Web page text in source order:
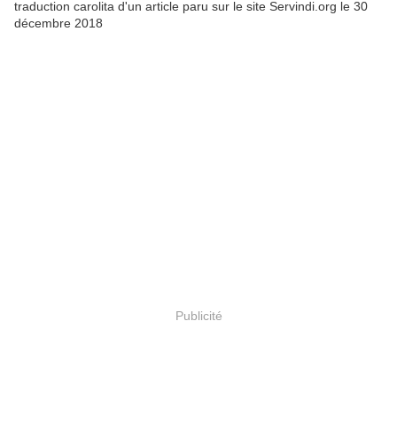
traduction carolita d'un article paru sur le site Servindi.org le 30
décembre 2018
Publicité